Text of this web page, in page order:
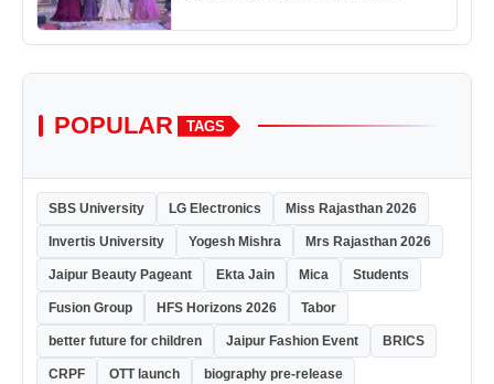
POPULAR TAGS
SBS University LG Electronics Miss Rajasthan 2026
Invertis University Yogesh Mishra Mrs Rajasthan 2026
Jaipur Beauty Pageant Ekta Jain Mica Students
Fusion Group HFS Horizons 2026 Tabor
better future for children Jaipur Fashion Event BRICS
CRPF OTT launch biography pre-release